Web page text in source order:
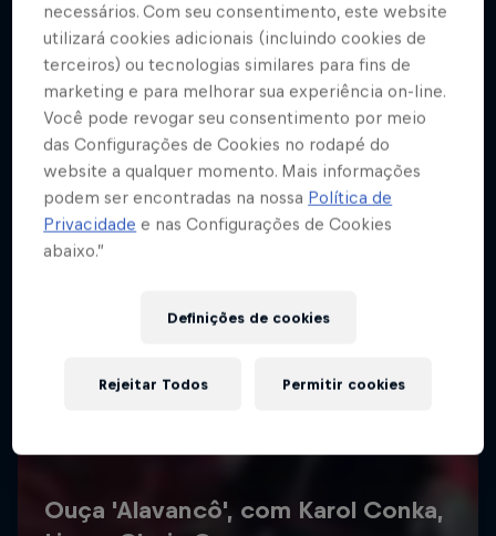
Mais
necessários. Com seu consentimento, este website
utilizará cookies adicionais (incluindo cookies de
terceiros) ou tecnologias similares para fins de
marketing e para melhorar sua experiência on-line.
Você pode revogar seu consentimento por meio
das Configurações de Cookies no rodapé do
website a qualquer momento. Mais informações
podem ser encontradas na nossa Política de
Privacidade e nas Configurações de Cookies
abaixo.”
Definições de cookies
Rejeitar Todos Permitir cookies